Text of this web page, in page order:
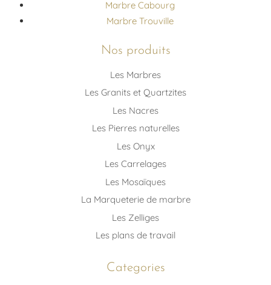
Marbre Cabourg
Marbre Trouville
Nos produits
Les Marbres
Les Granits et Quartzites
Les Nacres
Les Pierres naturelles
Les Onyx
Les Carrelages
Les Mosaïques
La Marqueterie de marbre
Les Zelliges
Les plans de travail
Categories